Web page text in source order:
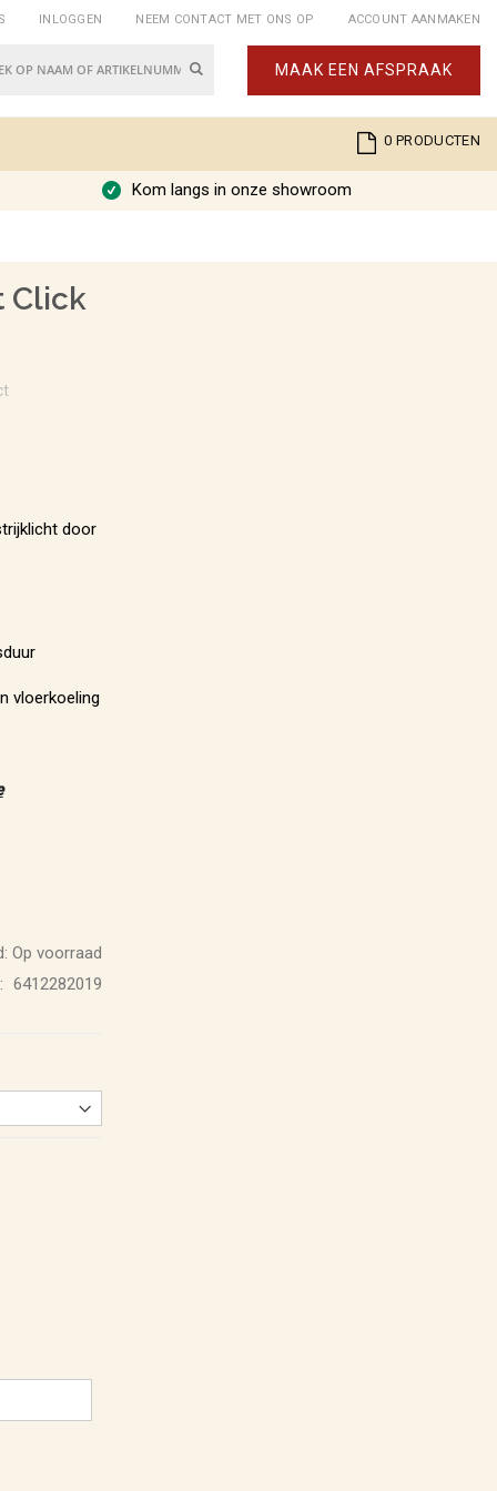
INLOGGEN NEEM CONTACT MET ONS OP ACCOUNT AANMAKEN
Cart
0 PRODUCTEN
Zoek MAAK EEN AFSPRAAK
Kom langs in onze showroom
Click
door
vloerkoeling
Op voorraad
6412282019